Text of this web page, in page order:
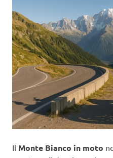
Il Monte Bianco in moto